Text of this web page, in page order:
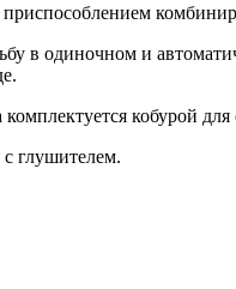
в одиночном и
кобурой
глушителем.